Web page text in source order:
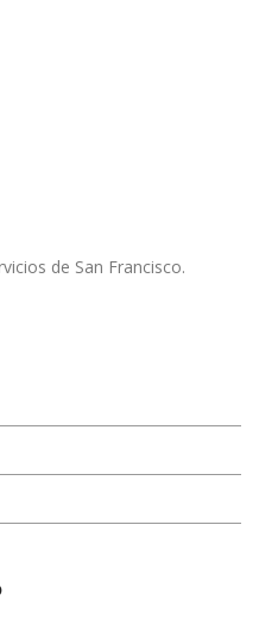
de San Francisco.